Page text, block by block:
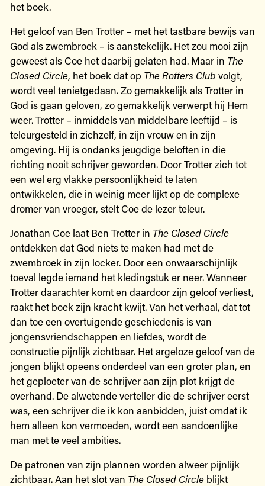
het boek.
Het geloof van Ben Trotter – met het tastbare bewijs van
God als zwembroek – is aanstekelijk. Het zou mooi zijn
geweest als Coe het daarbij gelaten had. Maar in The
Closed Circle, het boek dat op The Rotters Club volgt,
wordt veel tenietgedaan. Zo gemakkelijk als Trotter in
God is gaan geloven, zo gemakkelijk verwerpt hij Hem
weer. Trotter – inmiddels van middelbare leeftijd – is
teleurgesteld in zichzelf, in zijn vrouw en in zijn
omgeving. Hij is ondanks jeugdige beloften in die
richting nooit schrijver geworden. Door Trotter zich tot
een wel erg vlakke persoonlijkheid te laten
ontwikkelen, die in weinig meer lijkt op de complexe
dromer van vroeger, stelt Coe de lezer teleur.
Jonathan Coe laat Ben Trotter in The Closed Circle
ontdekken dat God niets te maken had met de
zwembroek in zijn locker. Door een onwaarschijnlijk
toeval legde iemand het kledingstuk er neer. Wanneer
Trotter daarachter komt en daardoor zijn geloof verliest,
raakt het boek zijn kracht kwijt. Van het verhaal, dat tot
dan toe een overtuigende geschiedenis is van
jongensvriendschappen en liefdes, wordt de
constructie pijnlijk zichtbaar. Het argeloze geloof van de
jongen blijkt opeens onderdeel van een groter plan, en
het geploeter van de schrijver aan zijn plot krijgt de
overhand. De alwetende verteller die de schrijver eerst
was, een schrijver die ik kon aanbidden, juist omdat ik
hem alleen kon vermoeden, wordt een aandoenlijke
man met te veel ambities.
De patronen van zijn plannen worden alweer pijnlijk
zichtbaar. Aan het slot van The Closed Circleblijkt